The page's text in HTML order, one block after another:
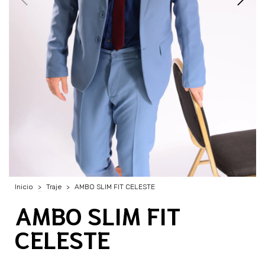
Inicio > Traje > AMBO SLIM FIT CELESTE
AMBO SLIM FIT
CELESTE